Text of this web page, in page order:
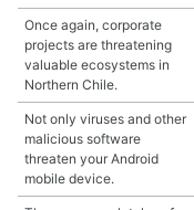
Once again, corporate
projects are threatening
valuable ecosystems in
Northern Chile.
Not only viruses and other
malicious software
threaten your Android
mobile device.